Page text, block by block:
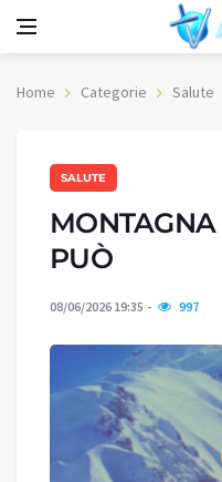
Home Categorie Salute
SALUTE
MONTAGNA
PUÒ
08/06/2026 19:35 997